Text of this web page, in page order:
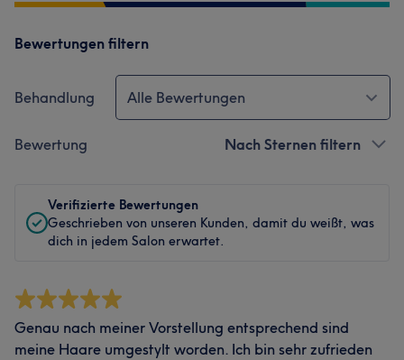
Bewertungen filtern
Behandlung Alle Bewertungen
Bewertung Nach Sternen filtern
Verifizierte Bewertungen
Geschrieben von unseren Kunden, damit du weißt, was
dich in jedem Salon erwartet.
Genau nach meiner Vorstellung entsprechend sind
meine Haare umgestylt worden. Ich bin sehr zufrieden